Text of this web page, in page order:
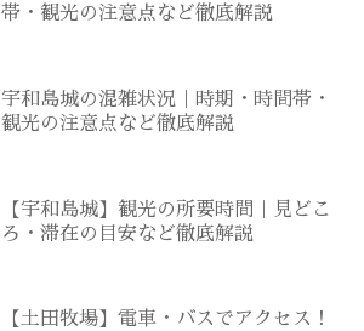
帯・観光の注意点など徹底解説
宇和島城の混雑状況｜時期・時間帯・
観光の注意点など徹底解説
【宇和島城】観光の所要時間｜見どこ
ろ・滞在の目安など徹底解説
【土田牧場】電車・バスでアクセス！